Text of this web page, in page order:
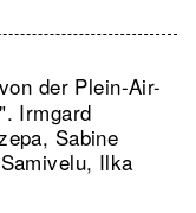
der Plein-Air-
Irmgard
Sabine
Ilka